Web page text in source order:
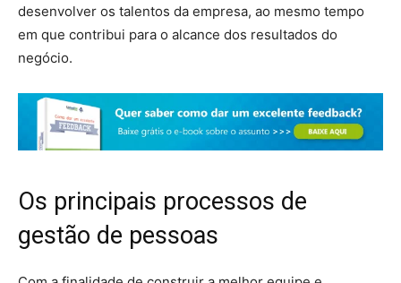
desenvolver os talentos da empresa, ao mesmo tempo
em que contribui para o alcance dos resultados do
negócio.
Os principais processos de
gestão de pessoas